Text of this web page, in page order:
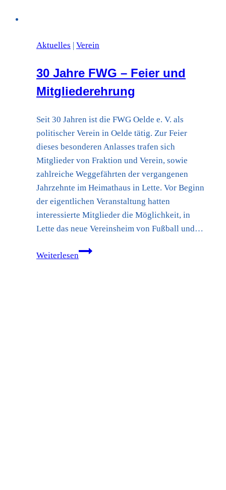
Aktuelles | Verein
30 Jahre FWG – Feier und
Mitgliederehrung
Seit 30 Jahren ist die FWG Oelde e. V. als
politischer Verein in Oelde tätig. Zur Feier
dieses besonderen Anlasses trafen sich
Mitglieder von Fraktion und Verein, sowie
zahlreiche Weggefährten der vergangenen
Jahrzehnte im Heimathaus in Lette. Vor Beginn
der eigentlichen Veranstaltung hatten
interessierte Mitglieder die Möglichkeit, in
Lette das neue Vereinsheim von Fußball und…
Weiterlesen
30